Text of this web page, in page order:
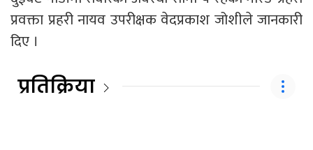
प्रवक्ता प्रहरी नायव उपरीक्षक वेदप्रकाश जोशीले जानकारी
दिए ।
प्रतिक्रिया